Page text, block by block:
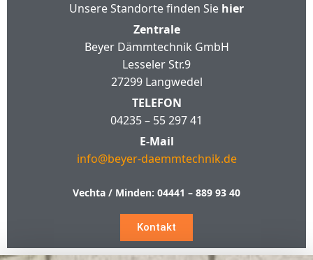
Unsere Standorte finden Sie hier
Zentrale
Beyer Dämmtechnik GmbH
Lesseler Str.9
27299 Langwedel
TELEFON
04235 – 55 297 41
E-Mail
info@beyer-daemmtechnik.de
Vechta / Minden: 04441 – 889 93 40
Kontakt